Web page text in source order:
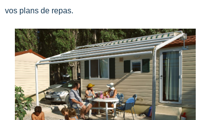
vos plans de repas.